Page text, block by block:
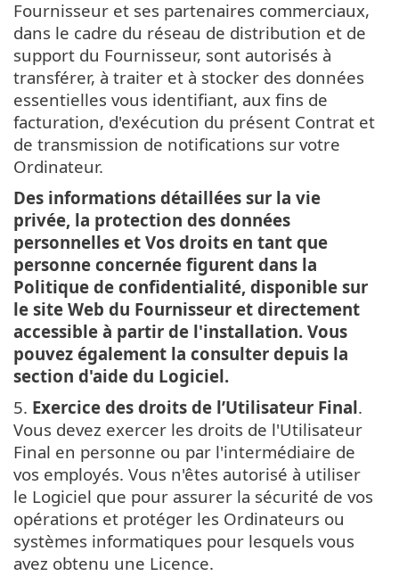
Fournisseur et ses partenaires commerciaux,
dans le cadre du réseau de distribution et de
support du Fournisseur, sont autorisés à
transférer, à traiter et à stocker des données
essentielles vous identifiant, aux fins de
facturation, d'exécution du présent Contrat et
de transmission de notifications sur votre
Ordinateur.
Des informations détaillées sur la vie
privée, la protection des données
personnelles et Vos droits en tant que
personne concernée figurent dans la
Politique de confidentialité, disponible sur
le site Web du Fournisseur et directement
accessible à partir de l'installation. Vous
pouvez également la consulter depuis la
section d'aide du Logiciel.
5. Exercice des droits de l’Utilisateur Final.
Vous devez exercer les droits de l'Utilisateur
Final en personne ou par l'intermédiaire de
vos employés. Vous n'êtes autorisé à utiliser
le Logiciel que pour assurer la sécurité de vos
opérations et protéger les Ordinateurs ou
systèmes informatiques pour lesquels vous
avez obtenu une Licence.